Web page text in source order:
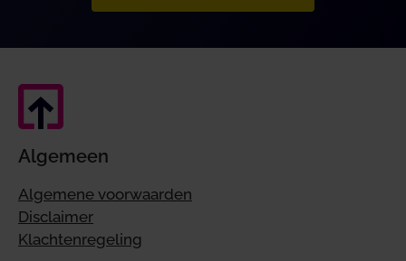
Algemeen
Algemene voorwaarden
Disclaimer
Klachtenregeling